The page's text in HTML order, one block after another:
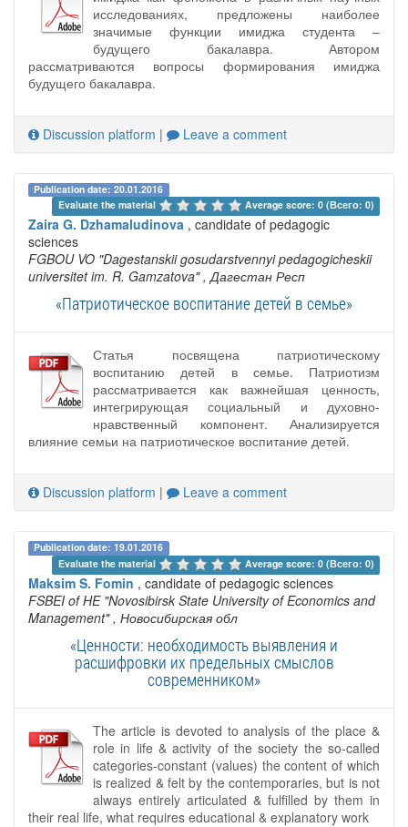
исследованиях, предложены наиболее
значимые функции имиджа студента –
будущего бакалавра. Автором
рассматриваются вопросы формирования имиджа
будущего бакалавра.
Discussion platform | Leave a comment
Publication date: 20.01.2016
Evaluate the material
Average score: 0 (Всего: 0)
Zaira G. Dzhamaludinova , candidate of pedagogic
sciences
FGBOU VO "Dagestanskii gosudarstvennyi pedagogicheskii
universitet im. R. Gamzatova" , Дагестан Респ
«Патриотическое воспитание детей в семье»
Статья посвящена патриотическому
воспитанию детей в семье. Патриотизм
рассматривается как важнейшая ценность,
интегрирующая социальный и духовно-
нравственный компонент. Анализируется
влияние семьи на патриотическое воспитание детей.
Discussion platform | Leave a comment
Publication date: 19.01.2016
Evaluate the material
Average score: 0 (Всего: 0)
Maksim S. Fomin , candidate of pedagogic sciences
FSBEI of HE "Novosibirsk State University of Economics and
Management" , Новосибирская обл
«Ценности: необходимость выявления и
расшифровки их предельных смыслов
современником»
The article is devoted to analysis of the place &
role in life & activity of the society the so-called
categories-constant (values) the content of which
is realized & felt by the contemporaries, but is not
always entirely articulated & fulfilled by them in
their real life, what requires educational & explanatory work